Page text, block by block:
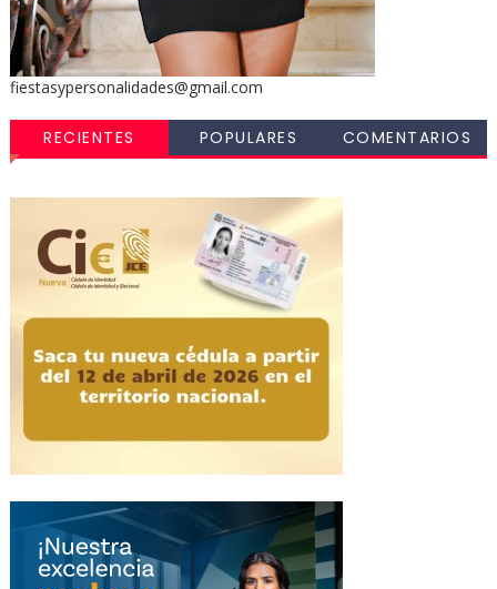
fiestasypersonalidades@gmail.com
RECIENTES POPULARES COMENTARIOS